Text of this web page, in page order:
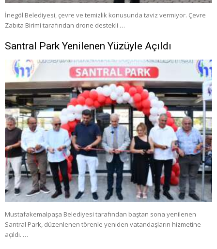
İnegöl Belediyesi, çevre ve temizlik konusunda taviz vermiyor. Çevre
Zabıta Birimi tarafından drone destekli …
Santral Park Yenilenen Yüzüyle Açıldı
Mustafakemalpaşa Belediyesi tarafından baştan sona yenilenen
Santral Park, düzenlenen törenle yeniden vatandaşların hizmetine
açıldı. …